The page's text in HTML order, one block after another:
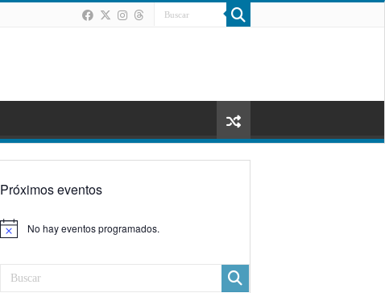
Próximos eventos
Aviso No hay eventos programados.